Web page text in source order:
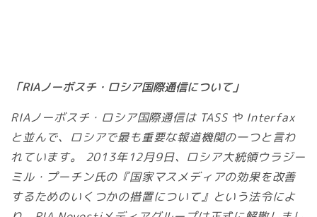
「RIAノーボスチ・ロシア国際通信について」
RIAノーボスチ・ロシア国際通信は TASS や Interfax
と並んで、ロシアで最も重要な報道機関の一つと言わ
れています。 2013年12月9日、ロシア大統領ウラジー
ミル・プーチン氏の『国家マスメディアの効果を改善
するためのいくつかの措置について』という法令によ